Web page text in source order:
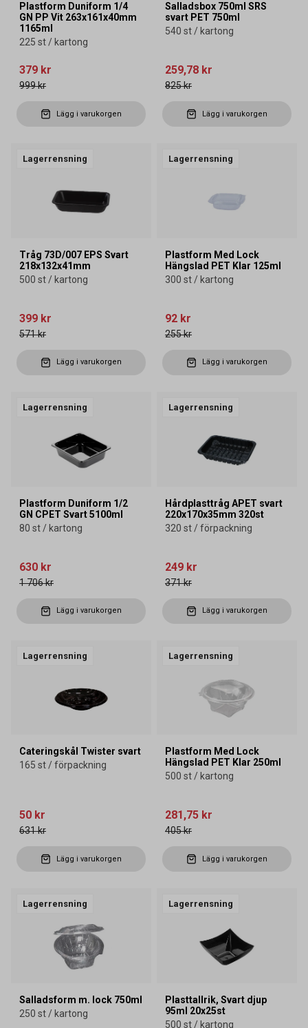
Plastform Duniform 1/4
GN PP Vit 263x161x40mm
1165ml
225 st / kartong
379 kr
999 kr
Lägg i varukorgen
Salladsbox 750ml SRS
svart PET 750ml
540 st / kartong
259,78 kr
825 kr
Lägg i varukorgen
Lagerrensning
Tråg 73D/007 EPS Svart
218x132x41mm
500 st / kartong
399 kr
571 kr
Lägg i varukorgen
Lagerrensning
Plastform Med Lock
Hängslad PET Klar 125ml
300 st / kartong
92 kr
255 kr
Lägg i varukorgen
Lagerrensning
Plastform Duniform 1/2
GN CPET Svart 5100ml
80 st / kartong
630 kr
1 706 kr
Lägg i varukorgen
Lagerrensning
Hårdplasttråg APET svart
220x170x35mm 320st
320 st / förpackning
249 kr
371 kr
Lägg i varukorgen
Lagerrensning
Cateringskål Twister svart
165 st / förpackning
50 kr
631 kr
Lägg i varukorgen
Lagerrensning
Plastform Med Lock
Hängslad PET Klar 250ml
500 st / kartong
281,75 kr
405 kr
Lägg i varukorgen
Lagerrensning
Salladsform m. lock 750ml
250 st / kartong
Lagerrensning
Plasttallrik, Svart djup
95ml 20x25st
500 st / kartong